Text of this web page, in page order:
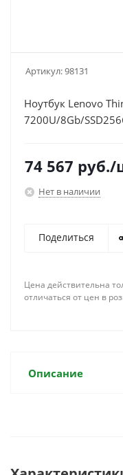
Артикул:98131
Ноутбук Lenovo
7200U/8Gb/
74 567 руб./
Нет в наличии
Поделиться
Цена действительна
отличаться от цен в
Описание